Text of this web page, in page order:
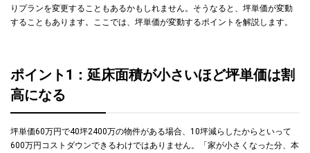
りプランを変更することもあるかもしれません。そうなると、坪単価が変動
することもあります。ここでは、坪単価が変動するポイントを解説します。
ポイント1：延床面積が小さいほど坪単価は割
高になる
坪単価60万円で40坪2400万の物件がある場合、10坪減らしたからといって
600万円コストダウンできるわけではありません。「家が小さくなった分、本